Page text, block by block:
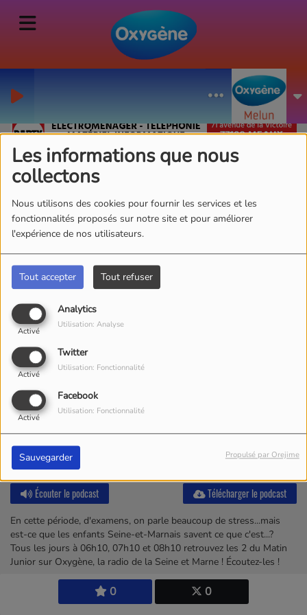
Les informations que nous
collectons
Nous utilisons des cookies pour fournir les services et les
fonctionnalités proposés sur notre site et pour améliorer
l'expérience de nos utilisateurs.
Tout accepter Tout refuser
Analytics
Activé
Utilisation: Analyse
Twitter
Activé
Utilisation: Fonctionnalité
Facebook
Activé
Utilisation: Fonctionnalité
Sauvegarder Propulsé par Orejime
Les 2 du Matin Junior
du mardi 24 juin 2025
0 0
Écouter le podcast Télécharger le podcast
En cette période, d'examens, on parle beaucoup de stress...mais
est-ce que les enfants Seine-et-Marnais savent ce que c'est...?
Tous les jours à 06h10, 07h10 et 08h10 retrouvez les 2 du Matin
Junior sur Oxygène, la radio de la Seine et Marne ! Écoutez-les !